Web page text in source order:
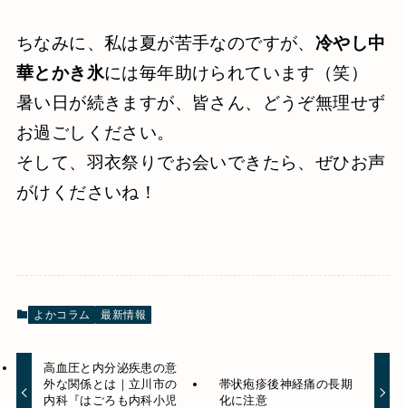
ちなみに、私は夏が苦手なのですが、 冷やし中
華とかき氷には毎年助けられています（笑）
暑い日が続きますが、皆さん、どうぞ無理せず
お過ごしください。
そして、羽衣祭りでお会いできたら、ぜひお声
がけくださいね！
よかコラム 最新情報
高血圧と内分泌疾患の意
外な関係とは｜立川市の
内科『はごろも内科小児
帯状疱疹後神経痛の長期
化に注意